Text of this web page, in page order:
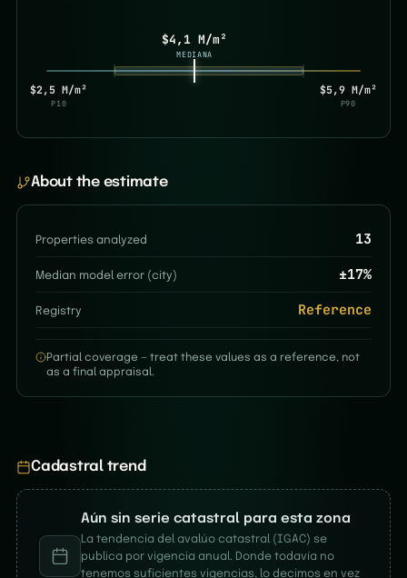
$2,5 M/m²
P10
$4,1 M/m²
MEDIANA
$5,9 M/m²
P90
About the estimate
Properties analyzed 13
Median model error (city) ±17%
Registry Reference
Partial coverage — treat these values as a reference, not
as a final appraisal.
Cadastral trend
Aún sin serie catastral para esta zona
La tendencia del avalúo catastral (IGAC) se
publica por vigencia anual. Donde todavía no
tenemos suficientes vigencias, lo decimos en vez